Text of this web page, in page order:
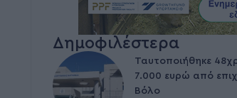
Δημοφιλέστερα
Ταυτοποιήθηκε
7.000 ευρώ από
Βόλο